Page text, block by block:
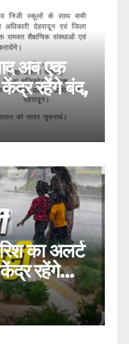
अब एक
रहेंगे बंद,
का अलर्ट
रहेंगे